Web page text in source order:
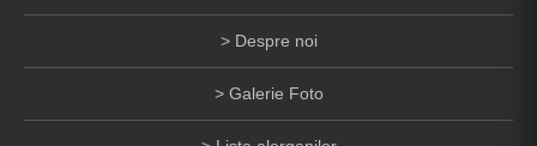
Despre noi
Galerie Foto